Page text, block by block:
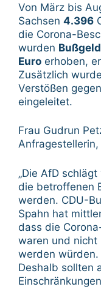
Von März bis
Sachsen 4.396
die Corona-
wurden
Euro erhoben,
Zusätzlich
Verstößen
eingeleitet.
Frau Gudrun
„Die AfD
die betroffenen
werden. CDU-
Spahn hat
dass die
waren und nicht
werden würden.
Deshalb sollten